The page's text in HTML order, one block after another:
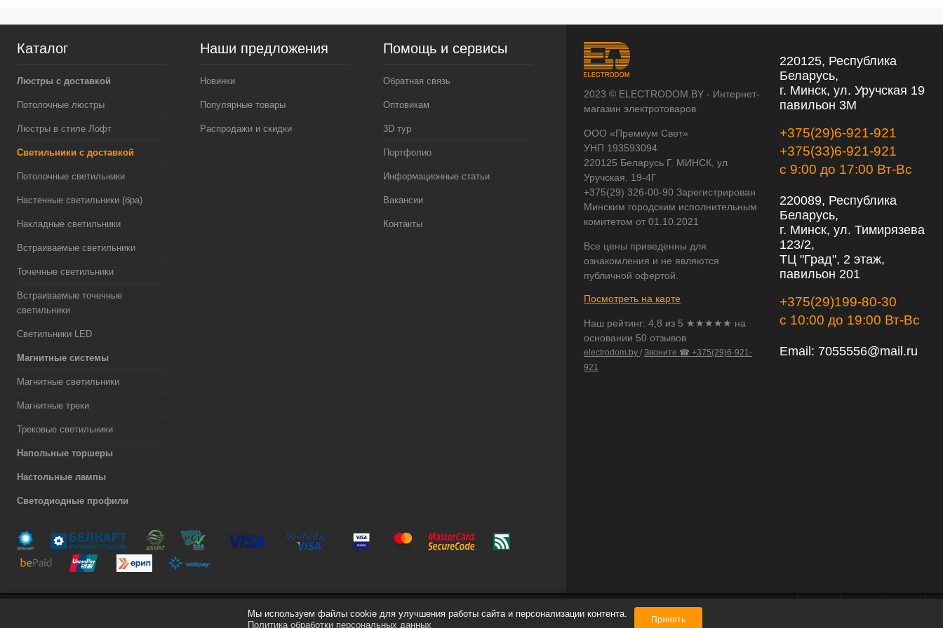
Каталог
Люстры с доставкой
Потолочные люстры
Люстры в стиле Лофт
Светильники с доставкой
Потолочные светильники
Настенные светильники (бра)
Накладные светильники
Встраиваемые светильники
Точечные светильники
Встраиваемые точечные
светильники
Светильники LED
Магнитные системы
Магнитные светильники
Магнитные треки
Трековые светильники
Напольные торшеры
Настольные лампы
Светодиодные профили
Наши предложения
Новинки
Популярные товары
Распродажи и скидки
Помощь и сервисы
Обратная связь
Оптовикам
3D тур
Портфолио
Информационные статьи
Вакансии
Контакты
2023 © ELECTRODOM.BY - Интернет-
магазин электротоваров
ООО «Премиум Свет»
УНП 193593094
220125 Беларусь Г. МИНСК, ул
Уручская, 19-4Г
+375(29) 326-00-90 Зарегистрирован
Минским городским исполнительным
комитетом от 01.10.2021
Все цены приведенны для
ознакомления и не являются
публичной офертой.
Посмотреть на карте
Наш рейтинг: 4,8 из 5 ★★★★★ на
основании 50 отзывов
electrodom.by / Звоните ☎ +375(29)6-921-
921
220125, Республика
Беларусь,
г. Минск, ул. Уручская 19
павильон 3М
+375(29)6-921-921
+375(33)6-921-921
с 9:00 до 17:00 Вт-Вс
220089, Республика
Беларусь,
г. Минск, ул. Тимирязева
123/2,
ТЦ "Град", 2 этаж,
павильон 201
+375(29)199-80-30
с 10:00 до 19:00 Вт-Вс
Email: 7055556@mail.ru
Мы используем файлы cookie для улучшения работы сайта и персонализации контента.
Политика обработки персональных данных
Принять